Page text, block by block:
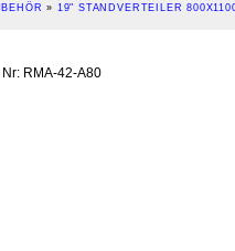
» 19" STANDVERTEILER
Nr: RMA-42-A80